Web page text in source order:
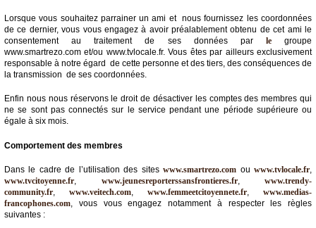
Lorsque vous souhaitez parrainer un ami et nous fournissez les coordonnées
de ce dernier, vous vous engagez à avoir préalablement obtenu de cet ami le
consentement au traitement de ses données par legroupe
www.smartrezo.com et/ou www.tvlocale.fr. Vous êtes par ailleurs exclusivement
responsable à notre égard de cette personne et des tiers, des conséquences de
la transmission de ses coordonnées.
Enfin nous nous réservons le droit de désactiver les comptes des membres qui
ne se sont pas connectés sur le service pendant une période supérieure ou
égale à six mois.
Comportement des membres
Dans le cadre de l’utilisation des siteswww.smartrezo.com ouwww.tvlocale.fr,
www.tvcitoyenne.fr, www.jeunesreporterssansfrontieres.fr, www.trendy-
community.fr, www.veitech.com, www.femmeetcitoyennete.fr, www.medias-
francophones.com, vous vous engagez notamment à respecter les règles
suivantes :